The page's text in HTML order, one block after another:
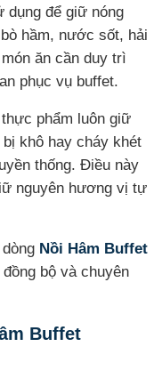
dụng để giữ nóng
hầm, nước sốt, hải
ăn cần duy trì
phục vụ buffet.
phẩm luôn giữ
khô hay cháy khét
thống. Điều này
nguyên hương vị tự
Nồi Hâm Buffet
bộ và chuyên
Buffet